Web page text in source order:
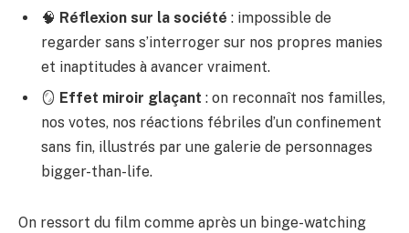
🧠 Réflexion sur la société : impossible de
regarder sans s’interroger sur nos propres manies
et inaptitudes à avancer vraiment.
🪞 Effet miroir glaçant : on reconnaît nos familles,
nos votes, nos réactions fébriles d’un confinement
sans fin, illustrés par une galerie de personnages
bigger-than-life.
On ressort du film comme après un binge-watching